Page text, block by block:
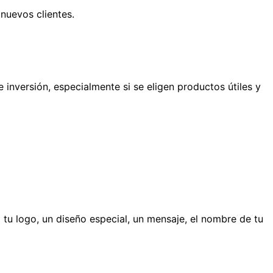
clientes.
especialmente si se eligen productos útiles y
logo, un diseño especial, un mensaje, el nombre de tu